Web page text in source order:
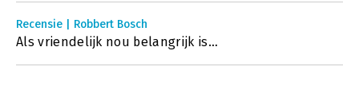
Recensie | Robbert Bosch
Als vriendelijk nou belangrijk is…